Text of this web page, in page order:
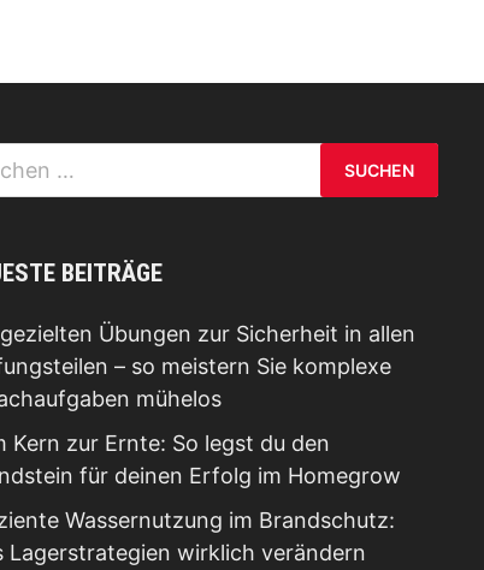
BEITRÄGE
Übungen zur Sicherheit in allen
– so meistern Sie komplexe
mühelos
Kern zur Ernte: So legst du den
für deinen Erfolg im Homegrow
Wassernutzung im Brandschutz:
Lagerstrategien wirklich verändern